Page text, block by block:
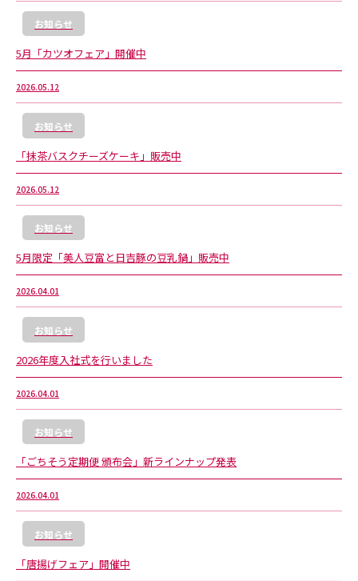
お知らせ
5月「カツオフェア」開催中
2026.05.12
お知らせ
「抹茶バスクチーズケーキ」販売中
2026.05.12
お知らせ
5月限定「美人豆富と日吉豚の豆乳鍋」販売中
2026.04.01
お知らせ
2026年度入社式を行いました
2026.04.01
お知らせ
「ごちそう定期便 頒布会」新ラインナップ発表
2026.04.01
お知らせ
「唐揚げフェア」開催中